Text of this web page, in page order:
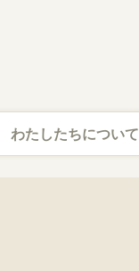
わたしたちについて